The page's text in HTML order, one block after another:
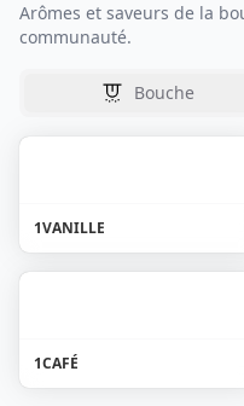
Arômes et saveurs de la
communauté.
Bouche
1VANILLE
1CAFÉ